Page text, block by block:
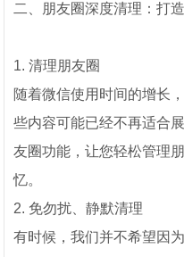
二、朋友圈深度清理：打
1. 清理朋友圈
随着微信使用时间的增长
些内容可能已经不再适合
友圈功能，让您轻松管理
忆。
2. 免勿扰、静默清理
有时候，我们并不希望因